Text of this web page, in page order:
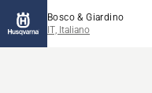
Bosco & Giardino
IT, Italiano